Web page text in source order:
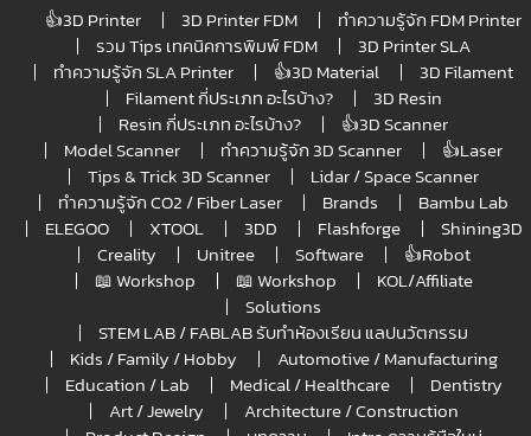
👍3D Printer 3D Printer FDM
ทำความรู้จัก FDM Printer
รวม Tips เทคนิคการพิมพ์ FDM
3D Printer SLA
ทำความรู้จัก SLA Printer
👍3D Material
3D Filament
Filament กี่ประเภท อะไรบ้าง?
3D Resin
Resin กี่ประเภท อะไรบ้าง?
👍3D Scanner
Model Scanner
ทำความรู้จัก 3D Scanner
👍Laser
Tips & Trick 3D Scanner
Lidar / Space Scanner
ทำความรู้จัก CO2 / Fiber Laser
Brands
Bambu Lab
ELEGOO
XTOOL 3DD Flashforge
Shining3D
Creality
Unitree Software
👍Robot
📖 Workshop
📖 Workshop
KOL/Affiliate
Solutions
STEM LAB / FABLAB รับทำห้องเรียน แลปนวัตกรรม
Kids / Family / Hobby
Automotive / Manufacturing
Education / Lab
Medical / Healthcare
Dentistry
Art / Jewelry
Architecture / Construction